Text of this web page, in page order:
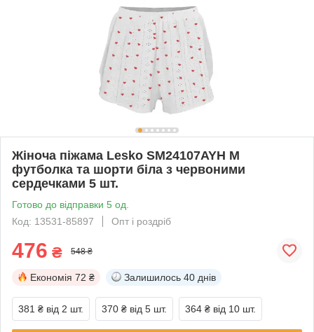
Жіноча піжама Lesko SM24107AYH M
футболка та шорти біла з червоними
сердечками 5 шт.
Готово до відправки 5 од.
Код: 13531-85897
Опт і роздріб
476 ₴ 548 ₴
Економія 72 ₴ Залишилось 40 днів
381 ₴ від 2 шт. 370 ₴ від 5 шт. 364 ₴ від 10 шт.